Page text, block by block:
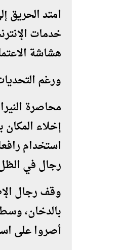
امتد الحريق
خدمات
هشاشة
ورغم
محاصرة
إخلاء
استخدام
رجال في
وقف رجال
بالدخان،
أصروا على